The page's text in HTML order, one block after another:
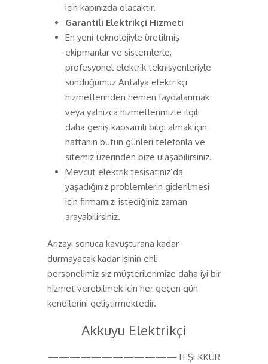
için kapınızda olacaktır.
Garantili Elektrikçi Hizmeti
En yeni teknolojiyle üretilmiş
ekipmanlar ve sistemlerle,
profesyonel elektrik teknisyenleriyle
sunduğumuz Antalya elektrikçi
hizmetlerinden hemen faydalanmak
veya yalnızca hizmetlerimizle ilgili
daha geniş kapsamlı bilgi almak için
haftanın bütün günleri telefonla ve
sitemiz üzerinden bize ulaşabilirsiniz.
Mevcut elektrik tesisatınız’da
yaşadığınız problemlerin giderilmesi
için firmamızı istediğiniz zaman
arayabilirsiniz.
Arızayı sonuca kavuşturana kadar
durmayacak kadar işinin ehli
personelimiz siz müşterilerimize daha iyi bir
hizmet verebilmek için her geçen gün
kendilerini geliştirmektedir.
Akkuyu Elektrikçi
————————————TEŞEKKÜR